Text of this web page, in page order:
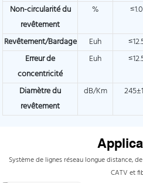
Non-circularité du
revêtement
% ≤1.0
Revêtement/Bardage Euh
Erreur de
concentricité
Euh
Diamètre du
revêtement
dB/Km
Système de lignes réseau longue distance,
CATV et